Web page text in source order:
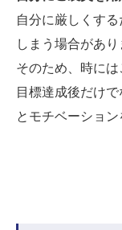
自分に厳しくす
しまう場合があり
そのため、時には
目標達成後だけ
とモチベーション